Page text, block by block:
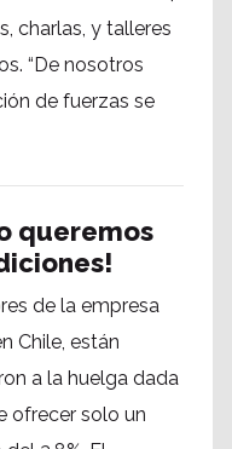
charlas, y talleres
“De nosotros
de fuerzas se
queremos
de la empresa
Chile, están
a la huelga dada
ofrecer solo un